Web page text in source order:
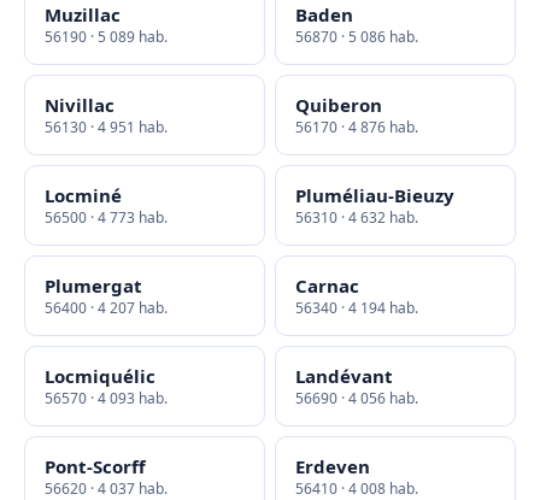
Muzillac
56190 · 5 089 hab.
Baden
56870 · 5 086 hab.
Nivillac
56130 · 4 951 hab.
Quiberon
56170 · 4 876 hab.
Locminé
56500 · 4 773 hab.
Pluméliau-Bieuzy
56310 · 4 632 hab.
Plumergat
56400 · 4 207 hab.
Carnac
56340 · 4 194 hab.
Locmiquélic
56570 · 4 093 hab.
Landévant
56690 · 4 056 hab.
Pont-Scorff
56620 · 4 037 hab.
Erdeven
56410 · 4 008 hab.